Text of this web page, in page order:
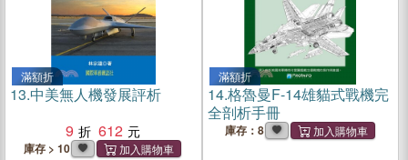
滿額折
13.中美無人機發展評析
9
612
庫存 > 10
滿額折
14.格魯曼F-14雄貓式戰機完
全剖析手冊
庫存：8